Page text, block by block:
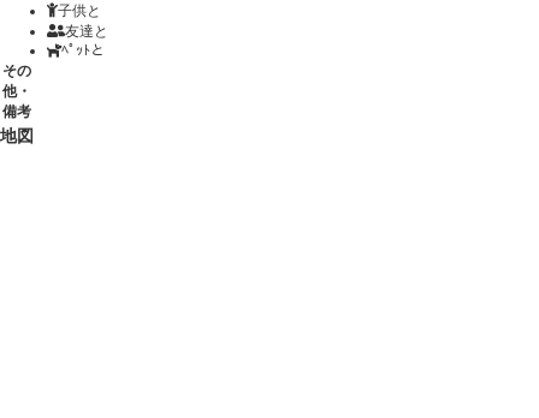
子供と
友達と
ﾍﾟｯﾄと
その
他・
備考
地図